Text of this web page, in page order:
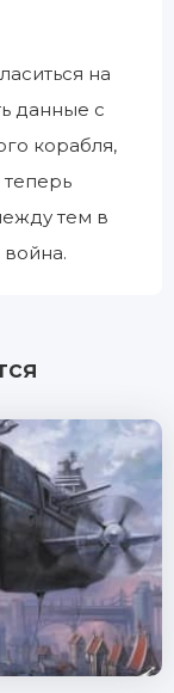
на
данные с
корабля,
теперь
тем в